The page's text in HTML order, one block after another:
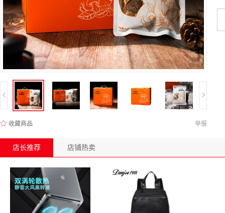
收藏商品 举报
店长推荐 店铺热卖